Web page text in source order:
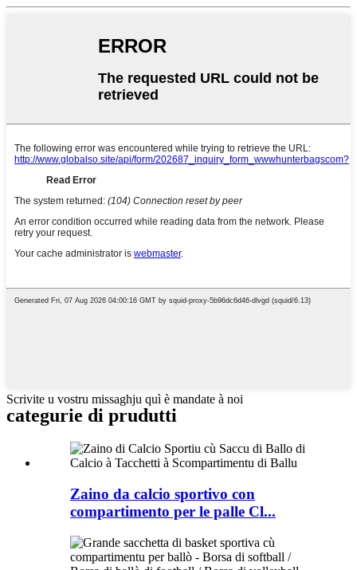
Scrivite u vostru missaghju quì è mandate à noi
categurie di prudutti
Zaino da calcio sportivo con
compartimento per le palle Cl...